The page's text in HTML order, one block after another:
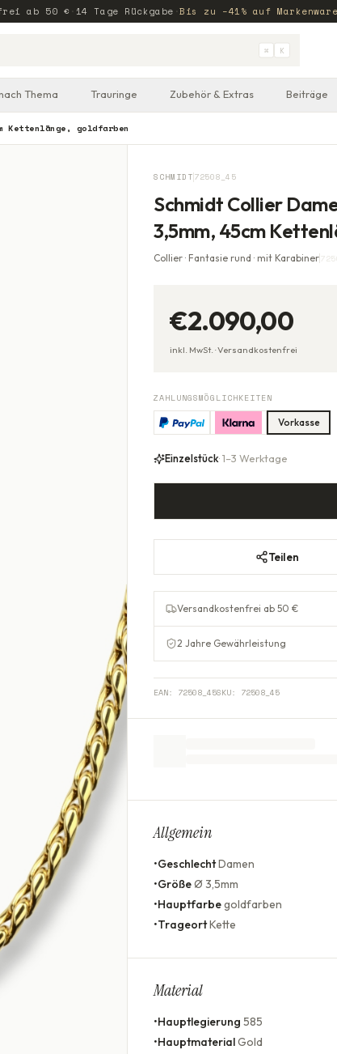
ab 50 € · 14 Tage Rückgabe ·Bis zu −41% auf Markenware
⌘ K
Thema Trauringe Zubehör & Extras Beiträge
Kettenlänge, goldfarben
SCHMIDT 72508_45
Schmidt Collier
3,5mm, 45cm
Collier · Fantasie rund · mit Karabiner
€2.090,00
inkl. MwSt. ·Versandkostenfrei
ZAHLUNGSMÖGLICHKEITEN
Vorkasse
Einzelstück· 1–3 Werktage
Teilen
Versandkostenfrei ab 50 €
2 Jahre Gewährleistung
EAN: 72508_45SKU: 72508_45
Allgemein
•GeschlechtDamen
•GrößeØ 3,5mm
•Hauptfarbegoldfarben
•TrageortKette
Material
•Hauptlegierung 585
•HauptmaterialGold